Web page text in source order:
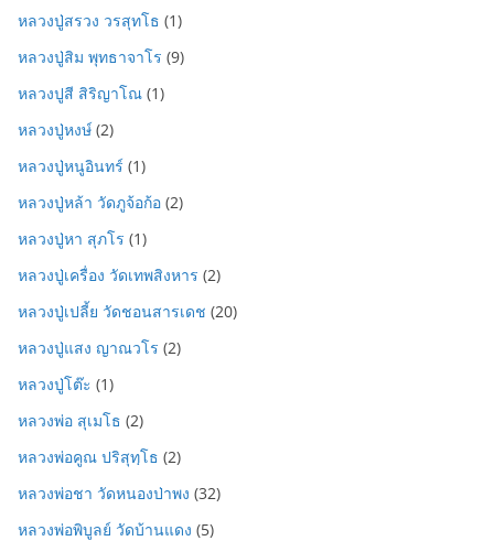
หลวงปู่สรวง วรสุทโธ (1)
หลวงปู่สิม พุทธาจาโร (9)
หลวงปูสี สิริญาโณ (1)
หลวงปู่หงษ์ (2)
หลวงปู่หนูอินทร์ (1)
หลวงปู่หล้า วัดภูจ้อก้อ (2)
หลวงปู่หา สุภโร (1)
หลวงปู่เครื่อง วัดเทพสิงหาร (2)
หลวงปู่เปลี้ย วัดชอนสารเดช (20)
หลวงปู่แสง ญาณวโร (2)
หลวงปู่โต๊ะ (1)
หลวงพ่อ สุเมโธ (2)
หลวงพ่อคูณ ปริสุทฺโธ (2)
หลวงพ่อชา วัดหนองป่าพง (32)
หลวงพ่อพิบูลย์ วัดบ้านแดง (5)